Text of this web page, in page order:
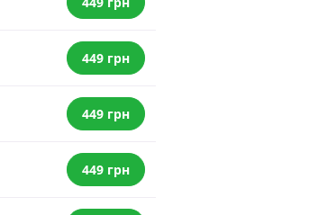
449 грн
449 грн
449 грн